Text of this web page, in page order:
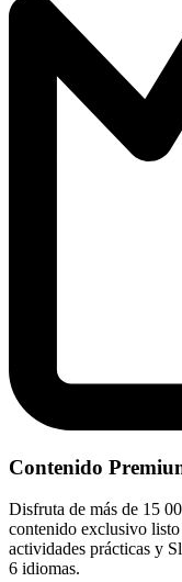
Contenido
Disfruta de más de 15
contenido exclusivo
actividades prácticas y
6 idiomas.